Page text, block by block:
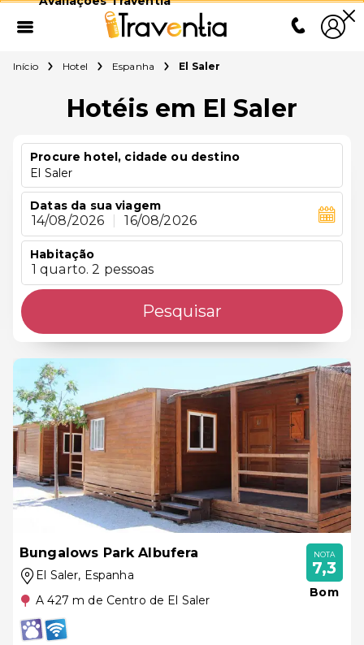
Início Hotel Espanha El Saler
Hotéis em El Saler
Procure hotel, cidade ou destino
El Saler
Datas da sua viagem
14/08/2026 16/08/2026
Habitação
1 quarto. 2 pessoas
Pesquisar
Bungalows Park Albufera
El Saler, Espanha
A 427 m de Centro de El Saler
NOTA
7,3
Bom